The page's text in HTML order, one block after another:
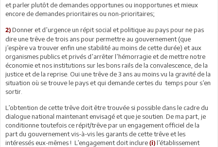
et parler plutôt de demandes opportunes ou inopportunes et mieux
encore de demandes prioritaires ou non-prioritaires;
2) Donner et d’urgence un répit social et politique au pays pour ne pas
dire une trêve de trois ans pour permettre au gouvernement (que
j’espère va trouver enfin une stabilité au moins de cette durée) et aux
organismes publics et privés d’arrêter l’hémorragie et de mettre notre
économie et nos institutions sur les bons rails de la convalescence, de la
justice et de la reprise. Oui une trêve de 3 ans au moins vu la gravité de la
situation où se trouve le pays et qui demande certes du temps pour s’en
sortir.
L’obtention de cette trêve doit être trouvée si possible dans le cadre du
dialogue national maintenant envisagé et que je soutien. De ma part, je
conditionne toutefois ce répit/trêve par un engagement officiel de la
part du gouvernement vis-à-vis les garants de cette trêve et les
intéressés eux-mêmes ! L’engagement doit inclure (i) l’établissement